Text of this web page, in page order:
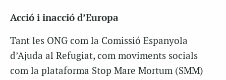
Acció i inacció d’Europa
Tant les ONG com la Comissió Espanyola
d’Ajuda al Refugiat, com moviments socials
com la plataforma Stop Mare Mortum (SMM)